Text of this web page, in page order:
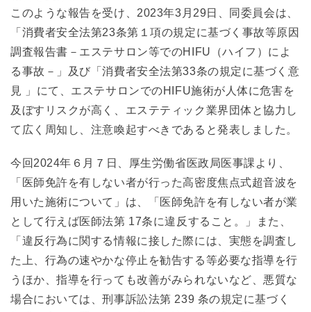
このような報告を受け、2023年3月29日、同委員会は、
「消費者安全法第23条第１項の規定に基づく事故等原因
調査報告書－エステサロン等でのHIFU（ハイフ）によ
る事故－」及び「消費者安全法第33条の規定に基づく意
見 」にて、エステサロンでのHIFU施術が人体に危害を
及ぼすリスクが高く、エステティック業界団体と協力し
て広く周知し、注意喚起すべきであると発表しました。
今回2024年６月７日、厚生労働省医政局医事課より、
「医師免許を有しない者が行った高密度焦点式超音波を
用いた施術について」は、「医師免許を有しない者が業
として行えば医師法第 17条に違反すること。」また、
「違反行為に関する情報に接した際には、実態を調査し
た上、行為の速やかな停止を勧告する等必要な指導を行
うほか、指導を行っても改善がみられないなど、悪質な
場合においては、刑事訴訟法第 239 条の規定に基づく